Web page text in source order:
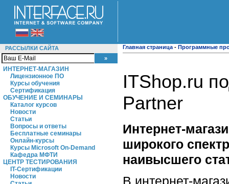
РАССЫЛКИ САЙТА
ИНТЕРНЕТ-МАГАЗИН
Лицензионное ПО
Курсы обучения
Сертификация
ОБУЧЕНИЕ И СЕМИНАРЫ
Каталог курсов
Новости
Статьи
Вопросы и ответы
Бесплатные семинары
Онлайн-курсы
Курсы Microsoft On-Demand
Кафедра МФТИ
ЦЕНТР ТЕСТИРОВАНИЯ
IT-Сертификации
Новости
Главная страница - Программные
ITShop.ru
Partner
Интернет-
широкого
наивысшего
В интернет-